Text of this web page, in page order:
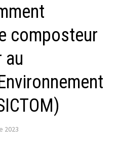
composteur
au
2023